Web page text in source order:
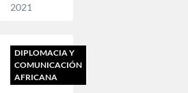
2021
DIPLOMACIA Y
COMUNICACIÓN
AFRICANA